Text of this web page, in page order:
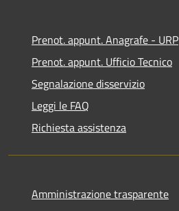
Prenot. appunt. Anagrafe - URP
Prenot. appunt. Ufficio Tecnico
Segnalazione disservizio
Leggi le FAQ
Richiesta assistenza
Amministrazione trasparente